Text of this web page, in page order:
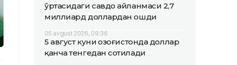
ўртасидаги савдо айланмаси 2,7
миллиард доллардан ошди
05 avgust 2026, 09:36
5 август куни Қозоғистонда доллар
қанча тенгедан сотилади